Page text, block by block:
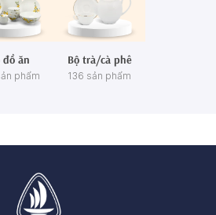
đồ ăn
phẩm
Bộ trà/cà phê
136 sản phẩm